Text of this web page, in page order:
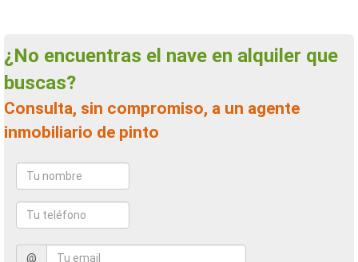
¿No encuentras el nave en alquiler que
buscas?
Consulta, sin compromiso, a un agente
inmobiliario de pinto
@